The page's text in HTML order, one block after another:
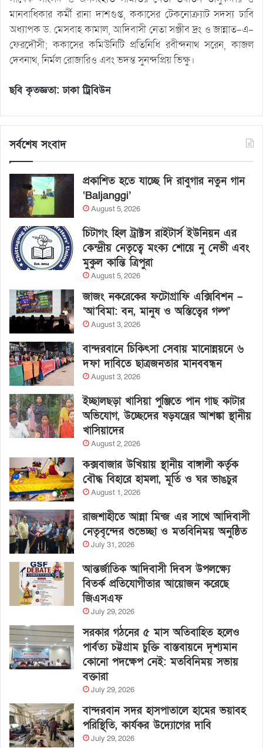
মানবাধিকার কর্মী রানা দাশগুপ্ত, ককাসের টেকনোক্র্যাট সদস্য ঢাবি
অধ্যাপক ড. মেসবাহ কামাল, আদিবাসী নেতা সঞ্জীব দ্রং ও জান্নাত-এ-
ফেরদৌসী; ককাসের কমিউনিটি প্রতিনিধি রবীন্দনাথ সরেন, কাজল
দেবনাথ, নির্মল রোজারিও এবং ভদন্ত সুনন্দপ্রিয় ভিক্ষু।
ছবি কৃতজ্ঞতা: ঢাকা ট্রিবিউন
সর্বশেষ সংবাদ
প্রকাশিত হতে যাচ্ছে দি রাবুগার নতুন গান
‘Baljanggi’
August 5, 2026
চিটাগং হিল ট্রাক্টস রাইটার্স ইউনিয়ন এর
কেন্দ্রীয় নেতৃত্বে মংক্য শোয়ে নু নেভী এবং
মুকুল কান্তি ত্রিপুরা
August 5, 2026
জাজং নকরেকের ফটোগ্রাফি এক্সিবিশন –
‘আ’বিমা: বন, মানুষ ও অস্তিত্বের গল্প’
August 3, 2026
বান্দরবানে চিকিৎসা সেবায় মানোন্নয়নে ৬
দফা দাবিতে ছাত্রজনতার মানববন্ধন
August 3, 2026
ইচ্ছালছড়া খাসিয়া পুঞ্জিতে পান গাছ কাটার
অভিযোগ, উচ্ছেদের ষড়যন্ত্রের আশঙ্কা স্থানীয়
খাসিয়াদের
August 2, 2026
কক্সবাজার উখিয়ায় স্থানীয় বাঙ্গালী কর্তৃক
বৌদ্ধ বিহারে হামলা, মূর্তি ও ঘর ভাঙচুর
August 1, 2026
রাজশাহীতে আন্না মিন্জ এর সাথে আদিবাসী
নেতৃবৃন্দের শুভেচ্ছা ও মতবিনিময় অনুষ্ঠিত
July 31, 2026
আন্তর্জাতিক আদিবাসী দিবস উপলক্ষ্যে
বিতর্ক প্রতিযোগীতার আয়োজন করেছে
জিএসএফ
July 29, 2026
সরকার গঠনের ৫ মাস অতিবাহিত হলেও
পার্বত্য চট্টগ্রাম চুক্তি বাস্তবায়নে দৃশ্যমান
কোনো পদক্ষেপ নেই: মতবিনিময় সভায়
বক্তারা
July 29, 2026
বান্দরবান সদর হাসপাতালে হামের ভয়াবহ
পরিস্থিতি, কার্যকর উদ্যোগের দাবি
July 29, 2026